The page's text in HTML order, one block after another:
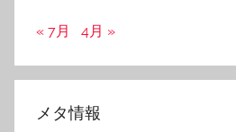
« 7月 4月 »
メタ情報